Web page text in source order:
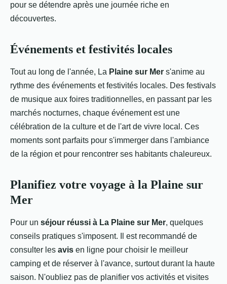
pour se détendre après une journée riche en
découvertes.
Événements et festivités locales
Tout au long de l'année, La Plaine sur Mer s'anime au
rythme des événements et festivités locales. Des festivals
de musique aux foires traditionnelles, en passant par les
marchés nocturnes, chaque événement est une
célébration de la culture et de l'art de vivre local. Ces
moments sont parfaits pour s'immerger dans l'ambiance
de la région et pour rencontrer ses habitants chaleureux.
Planifiez votre voyage à la Plaine sur
Mer
Pour un séjour réussi à La Plaine sur Mer, quelques
conseils pratiques s'imposent. Il est recommandé de
consulter les avis en ligne pour choisir le meilleur
camping et de réserver à l'avance, surtout durant la haute
saison. N'oubliez pas de planifier vos activités et visites